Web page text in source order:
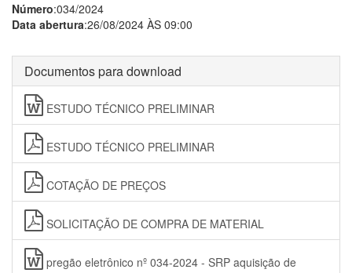
Número:034/2024
Data abertura:26/08/2024 ÀS 09:00
Documentos para download
ESTUDO TÉCNICO PRELIMINAR
ESTUDO TÉCNICO PRELIMINAR
COTAÇÃO DE PREÇOS
SOLICITAÇÃO DE COMPRA DE MATERIAL
pregão eletrônico nº 034-2024 - SRP aquisição de